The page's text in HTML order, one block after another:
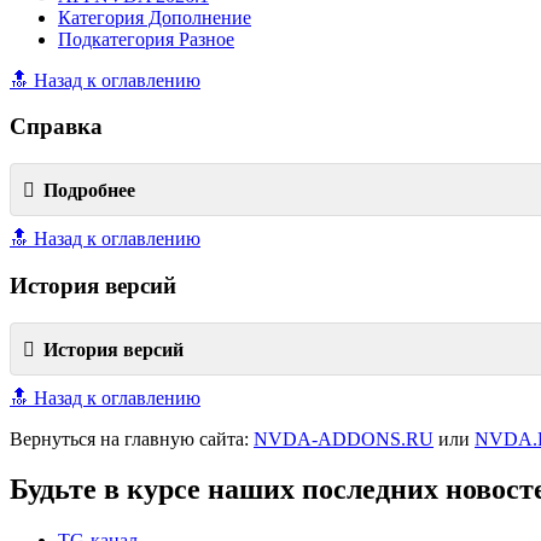
Категория Дополнение
Подкатегория Разное
🔝 Назад к оглавлению
Справка
Подробнее
🔝 Назад к оглавлению
История версий
История версий
🔝 Назад к оглавлению
Вернуться на главную сайта: NVDA-ADDONS.RU или
Будьте в курсе наших последних